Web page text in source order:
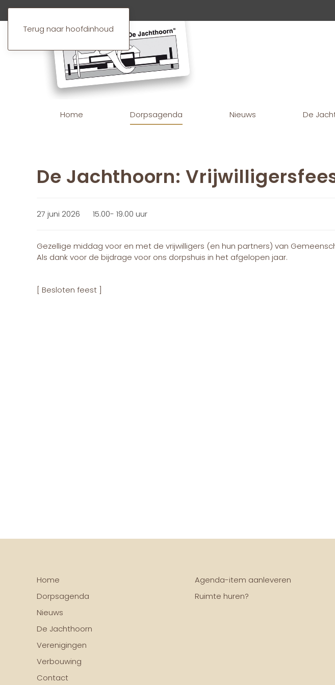
Terug naar hoofdinhoud
Home Dorpsagenda Nieuws De
De Jachthoorn:
27 juni 2026 15.00- 19.00 uur
Gezellige middag voor en met de vrijwilligers (en hun partners) van
Als dank voor de bijdrage voor ons dorpshuis in het afgelopen jaar.
[ Besloten feest ]
Home
Dorpsagenda
Nieuws
De Jachthoorn
Verenigingen
Verbouwing
Contact
Agenda-item aanleveren
Ruimte huren?